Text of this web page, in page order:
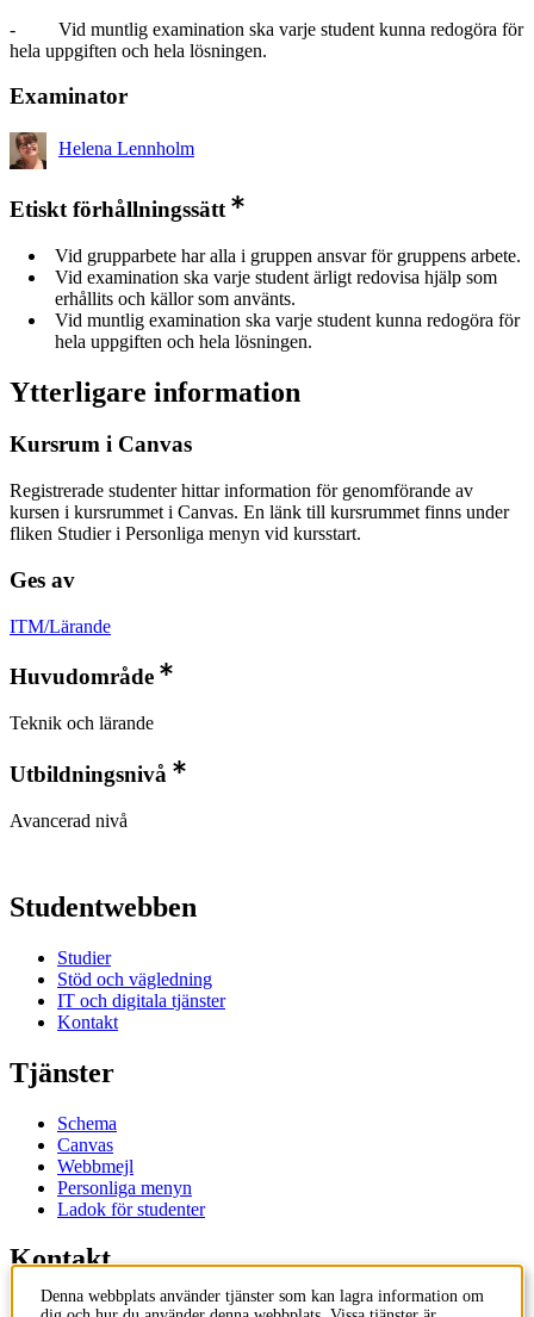
- Vid muntlig examination ska varje student kunna redogöra för
hela uppgiften och hela lösningen.
Examinator
Helena Lennholm
Etiskt förhållningssätt
Vid grupparbete har alla i gruppen ansvar för gruppens arbete.
Vid examination ska varje student ärligt redovisa hjälp som
erhållits och källor som använts.
Vid muntlig examination ska varje student kunna redogöra för
hela uppgiften och hela lösningen.
Ytterligare information
Kursrum i Canvas
Registrerade studenter hittar information för genomförande av
kursen i kursrummet i Canvas. En länk till kursrummet finns under
fliken Studier i Personliga menyn vid kursstart.
Ges av
ITM/Lärande
Huvudområde
Teknik och lärande
Utbildningsnivå
Avancerad nivå
Studentwebben
Studier
Stöd och vägledning
IT och digitala tjänster
Kontakt
Tjänster
Schema
Canvas
Webbmejl
Personliga menyn
Ladok för studenter
Kontakt
Kontakta utbildningsprogram
Denna webbplats använder tjänster som kan lagra information om